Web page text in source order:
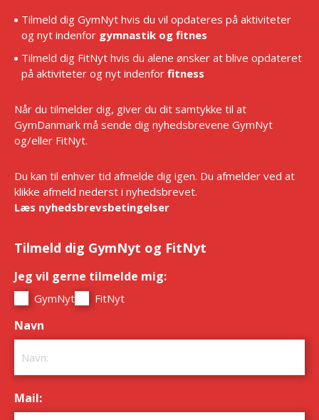
Tilmeld dig GymNyt hvis du vil opdateres på aktiviteter
og nyt indenfor gymnastik og fitnes
Tilmeld dig FitNyt hvis du alene ønsker at blive opdateret
på aktiviteter og nyt indenfor fitness
Når du tilmelder dig, giver du dit samtykke til at
GymDanmark må sende dig nyhedsbrevene GymNyt
og/eller FitNyt.
Du kan til enhver tid afmelde dig igen. Du afmelder ved at
klikke afmeld nederst i nyhedsbrevet.
Læs nyhedsbrevsbetingelser
Tilmeld dig GymNyt og FitNyt
Jeg vil gerne tilmelde mig:
GymNyt FitNyt
Navn
Mail: